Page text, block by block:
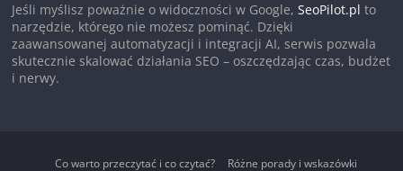
Jeśli myślisz poważnie o widoczności w Google,SeoPilot.pl to
narzędzie, którego nie możesz pominąć. Dzięki
zaawansowanej automatyzacji i integracji AI, serwis pozwala
skutecznie skalować działania SEO – oszczędzając czas, budżet
i nerwy.
Co warto przeczytać i co czytać? Różne porady i wskazówki